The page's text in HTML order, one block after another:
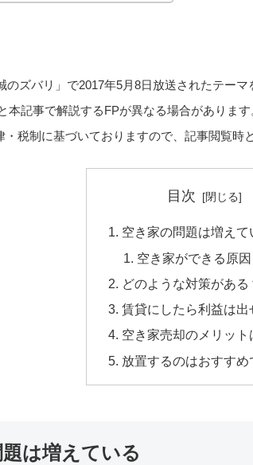
ズバリ」で2017年5月8日放送されたテーマ
記事で解説するFPが異なる場合があります
税制に基づいておりますので、記事閲覧時
目次
空き家の問題は増えて
空き家ができる原因
どのような対策がある
賃貸にしたら利益は出
空き家売却のメリット
放置するのはおすすめ
は増えている